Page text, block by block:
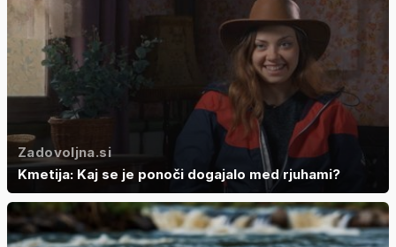
Zadovoljna.si
Kmetija: Kaj se je ponoči dogajalo med rjuhami?